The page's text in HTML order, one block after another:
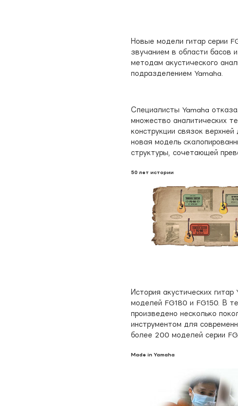
Новые модели гитар серии
звучанием в области басов
методам акустического
подразделением Yamaha.
Специалисты Yamaha
множество аналитических
конструкции связок
новая модель
структуры, сочетающей
50 лет истории
История акустических
моделей FG180 и FG150. В
произведено несколько
инструментом для
более 200 моделей серии FG.
Made in Yamaha